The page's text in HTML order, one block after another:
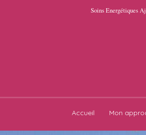
Soins Energétiques
Accueil Mon